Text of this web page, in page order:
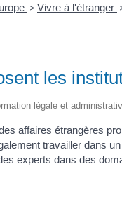
> Vivre à l'étranger
les
légale et
affaires étrangères
travailler dans un
experts dans des